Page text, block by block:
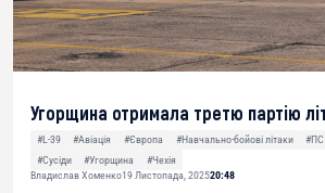
Угорщина отримала третю партію
#L-39 #Авіація #Європа #Навчально-бойові літаки #ПС
#Сусіди
#Угорщина
#Чехія
Владислав Хоменко19 Листопада, 202520:48